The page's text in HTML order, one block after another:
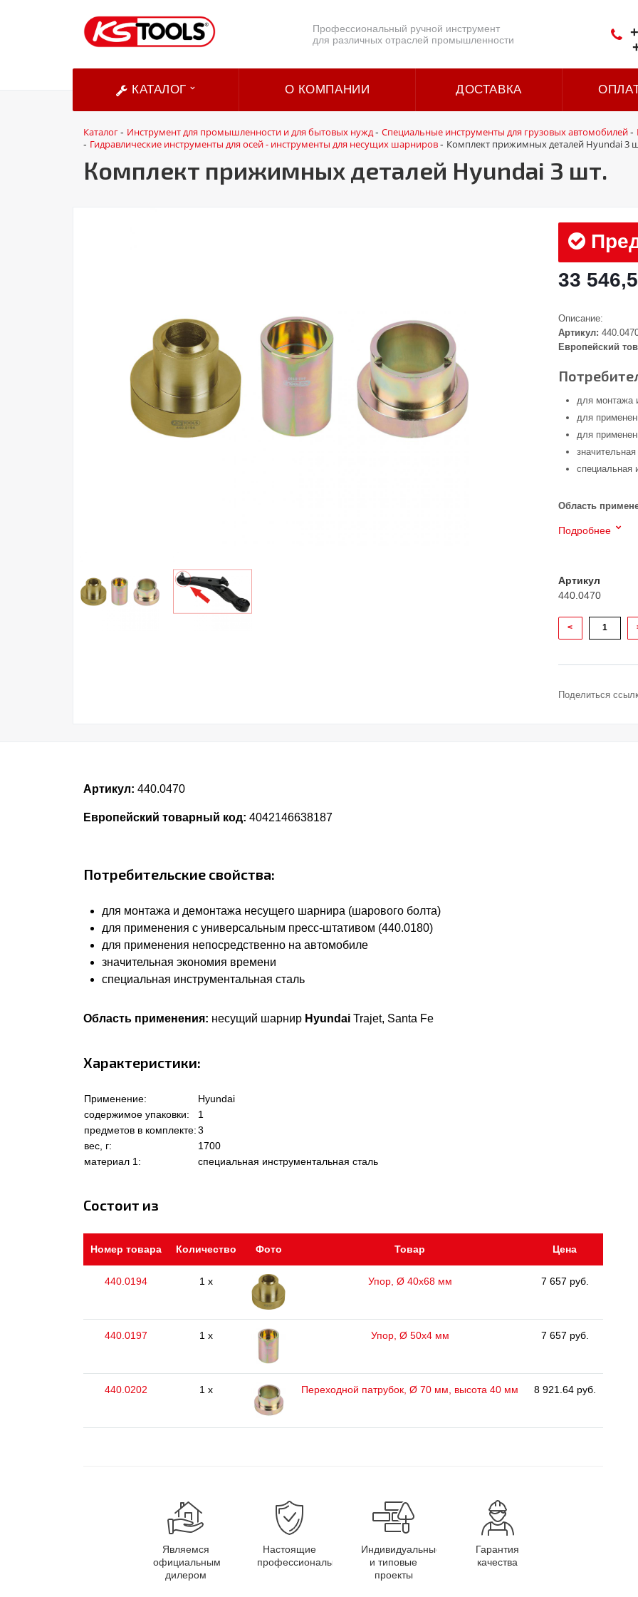
Профессиональный ручной инструмент
для различных отраслей промышленности
КАТАЛОГ О КОМПАНИИ ДОСТАВКА
Каталог- Инструмент для промышленности и для бытовых нужд- Специальные инструменты для грузовых автомобилей-
- Гидравлические инструменты для осей - инструменты для несущих шарниров- Комплект прижимных деталей Hyundai 3
Комплект прижимных деталей Hyundai 3 шт.
33
Описание:
Артикул:
Европейский
для монтажа
для
для
специальная
Область
Подробнее
Артикул
440.0470
<
Поделиться
Артикул: 440.0470
Европейский товарный код: 4042146638187
Потребительские свойства:
для монтажа и демонтажа несущего шарнира (шарового болта)
для применения с универсальным пресс-штативом (440.0180)
для применения непосредственно на автомобиле
значительная экономия времени
специальная инструментальная сталь
Область применения: несущий шарнир Hyundai Trajet, Santa Fe
Характеристики:
Применение:
Hyundai
содержимое упаковки:
1
предметов в комплекте:3
вес, г:
1700
материал 1:
специальная инструментальная сталь
Состоит из
Номер товара Количество Фото Товар Цена
440.0194 1 x Упор, Ø 40х68 мм 7 657 руб.
440.0197 1 x Упор, Ø 50х4 мм 7 657 руб.
440.0202 1 x Переходной патрубок, Ø 70 мм, высота 40 мм 8 921.64 руб.
Являемся
официальным
дилером
Настоящие
профессионалы
Индивидуальные
и типовые
проекты
Гарантия
качества